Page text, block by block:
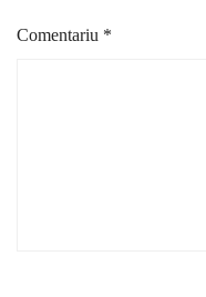
Comentariu *